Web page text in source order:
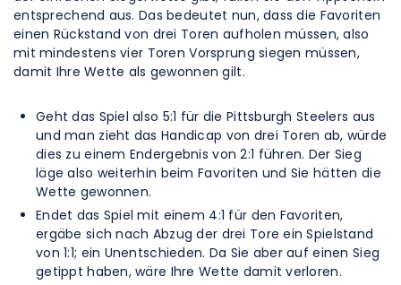
entsprechend aus. Das bedeutet nun, dass die Favoriten
einen Rückstand von drei Toren aufholen müssen, also
mit mindestens vier Toren Vorsprung siegen müssen,
damit Ihre Wette als gewonnen gilt.
Geht das Spiel also 5:1 für die Pittsburgh Steelers aus
und man zieht das Handicap von drei Toren ab, würde
dies zu einem Endergebnis von 2:1 führen. Der Sieg
läge also weiterhin beim Favoriten und Sie hätten die
Wette gewonnen.
Endet das Spiel mit einem 4:1 für den Favoriten,
ergäbe sich nach Abzug der drei Tore ein Spielstand
von 1:1; ein Unentschieden. Da Sie aber auf einen Sieg
getippt haben, wäre Ihre Wette damit verloren.